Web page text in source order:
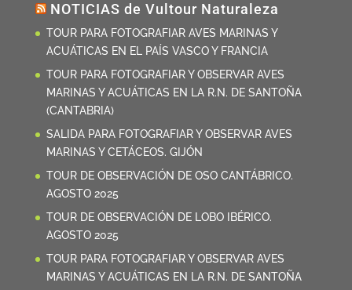
NOTICIAS de Vultour Naturaleza
TOUR PARA FOTOGRAFIAR AVES MARINAS Y
ACUÁTICAS EN EL PAÍS VASCO Y FRANCIA
TOUR PARA FOTOGRAFIAR Y OBSERVAR AVES
MARINAS Y ACUÁTICAS EN LA R.N. DE SANTOÑA
(CANTABRIA)
SALIDA PARA FOTOGRAFIAR Y OBSERVAR AVES
MARINAS Y CETÁCEOS. GIJÓN
TOUR DE OBSERVACIÓN DE OSO CANTÁBRICO.
AGOSTO 2025
TOUR DE OBSERVACIÓN DE LOBO IBÉRICO.
AGOSTO 2025
TOUR PARA FOTOGRAFIAR Y OBSERVAR AVES
MARINAS Y ACUÁTICAS EN LA R.N. DE SANTOÑA